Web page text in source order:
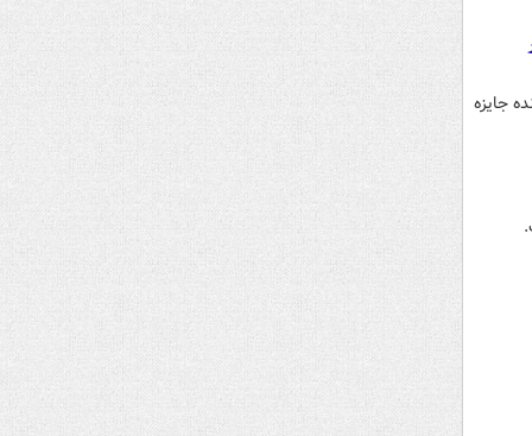
کریستین بیل، بازیگر نقش چنی در فیلم «معاون رییس‌جمهور»، در سال ۲۰۱۸ برنده جایزه